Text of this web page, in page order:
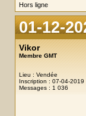
Hors ligne
01-12-
Vikor
Membre GMT
Lieu : Vendée
Inscription : 07-04-2019
Messages : 1 036